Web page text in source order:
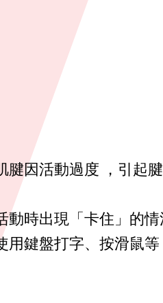
因活動過度 ，引起
時出現「卡住」的
鍵盤打字、按滑鼠